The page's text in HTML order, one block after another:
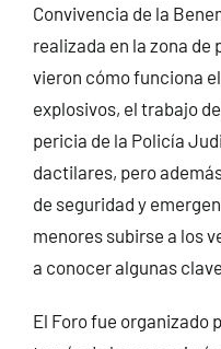
Convivencia de la
realizada en la zona de
vieron cómo funciona
explosivos, el trabajo
pericia de la Policía
dactilares, pero
de seguridad y
menores subirse a los
a conocer algunas
El Foro fue organizado